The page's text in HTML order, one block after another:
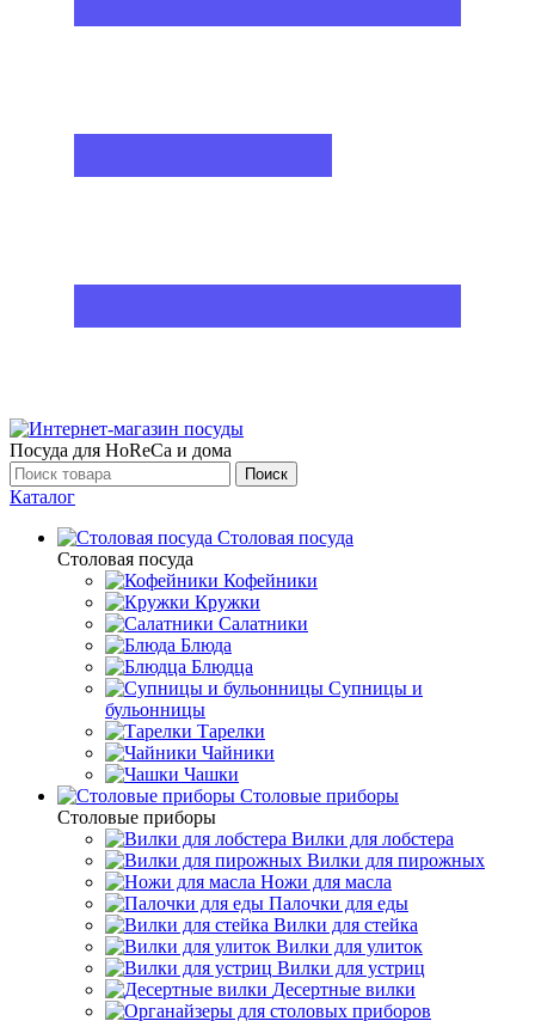
Посуда для HoReCa и дома
Поиск
Каталог
Столовая посуда
Столовая посуда
Кофейники
Кружки
Салатники
Блюда
Блюдца
Супницы и
бульонницы
Тарелки
Чайники
Чашки
Cтоловые приборы
Cтоловые приборы
Вилки для лобстера
Вилки для пирожных
Ножи для масла
Палочки для еды
Вилки для стейка
Вилки для улиток
Вилки для устриц
Десертные вилки